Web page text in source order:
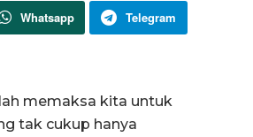
Whatsapp Telegram
memaksa kita untuk
tak cukup hanya